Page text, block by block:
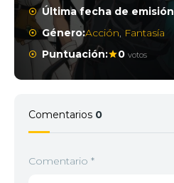
Última fecha de
Género:Acción, Fantasía
Puntuación:
0 votos
Comentarios 0
Comentario *